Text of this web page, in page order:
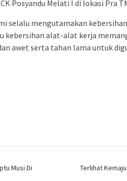
Posyandu Melati I di lokasi Pra
selalu mengutamakan
kebersihan alat-alat kerja
awet serta tahan lama untuk
Musi Di
Terlihat